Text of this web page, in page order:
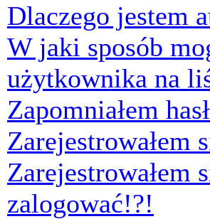
Dlaczego jestem
W jaki sposób
użytkownika na
Zapomniałem
Zarejestrowałem
Zarejestrowałem
zalogować!?!